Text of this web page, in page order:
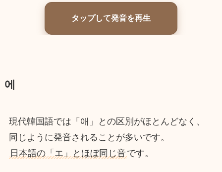
タップして発音を再生
에
現代韓国語では「애」との区別がほとんどなく、
同じように発音されることが多いです。
日本語の「エ」とほぼ同じ音です。